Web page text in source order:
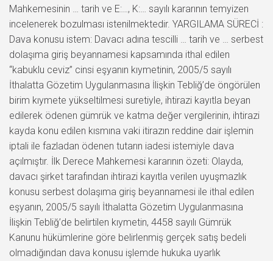
Mahkemesinin … tarih ve E:…, K:… sayılı kararının temyizen
incelenerek bozulması istenilmektedir. YARGILAMA SÜRECİ :
Dava konusu istem: Davacı adına tescilli … tarih ve … serbest
dolaşıma giriş beyannamesi kapsamında ithal edilen
“kabuklu ceviz” cinsi eşyanın kıymetinin, 2005/5 sayılı
İthalatta Gözetim Uygulanmasına İlişkin Tebliğ’de öngörülen
birim kıymete yükseltilmesi suretiyle, ihtirazi kayıtla beyan
edilerek ödenen gümrük ve katma değer vergilerinin, ihtirazi
kayda konu edilen kısmına vaki itirazın reddine dair işlemin
iptali ile fazladan ödenen tutarın iadesi istemiyle dava
açılmıştır. İlk Derece Mahkemesi kararının özeti: Olayda,
davacı şirket tarafından ihtirazi kayıtla verilen uyuşmazlık
konusu serbest dolaşıma giriş beyannamesi ile ithal edilen
eşyanın, 2005/5 sayılı İthalatta Gözetim Uygulanmasına
İlişkin Tebliğ’de belirtilen kıymetin, 4458 sayılı Gümrük
Kanunu hükümlerine göre belirlenmiş gerçek satış bedeli
olmadığından dava konusu işlemde hukuka uyarlık